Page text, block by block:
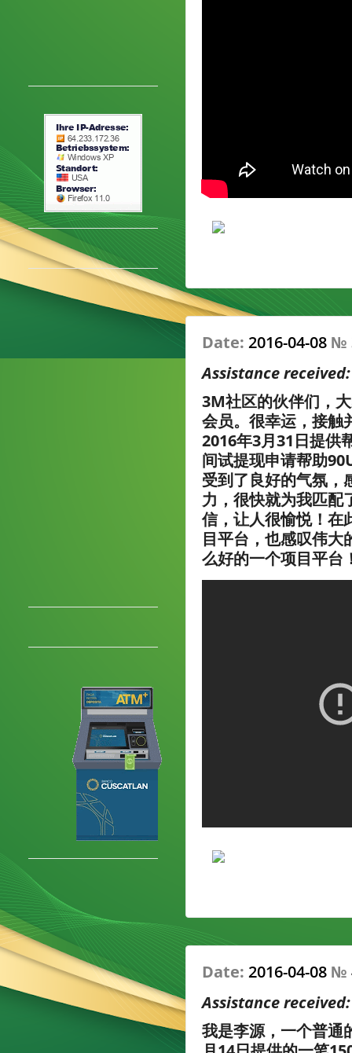
Date: 2016-04-08 №
Assistance
3M社区的伙伴们，
会员。很幸运，接触
2016年3月31日提供
间试提现申请帮助
受到了良好的气氛，
力，很快就为我匹配
信，让人很愉悦！在
目平台，也感叹伟大
么好的一个项目平台
Date: 2016-04-08 №
Assistance
我是李源，一个普